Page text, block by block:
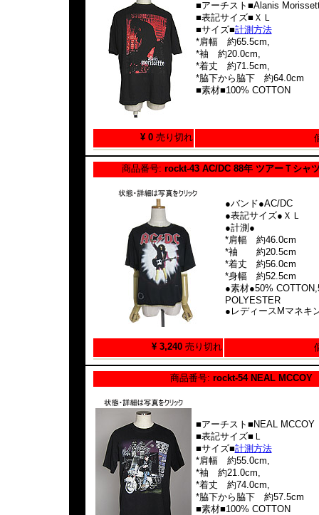
■アーチスト■Alanis
■表記サイズ■ＸＬ
■サイズ■計測方法
*肩幅 約65.5cm,
*袖 約20.0cm,
*着丈 約71.5cm,
*脇下から脇下 約64.0cm
■素材■100% COTTON
¥ 0 売り切れ
商品番号: rockt-43 AC/DC 88年 ツアーＴシャ
●バンド●AC/DC
●表記サイズ●ＸＬ
●計測●
*肩幅 約46.0cm
*袖 約20.5cm
*着丈 約56.0cm
*身幅 約52.5cm
●素材●50%
POLYESTER
●レディースMマネキ
¥ 3,240 売り切れ
商品番号: rockt-54 NEAL MCCOY
■アーチスト■NEAL MCCOY
■表記サイズ■Ｌ
■サイズ■計測方法
*肩幅 約55.0cm,
*袖 約21.0cm,
*着丈 約74.0cm,
*脇下から脇下 約57.5cm
■素材■100% COTTON